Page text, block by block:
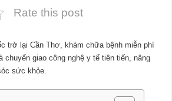
Rate this post
trở lại Cần Thơ, khám chữa bệnh miễn phí
chuyển giao công nghệ y tế tiên tiến, nâng
sức khỏe.